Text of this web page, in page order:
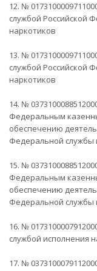
12. №
службой Российской
наркотиков
13. №
службой Российской
наркотиков
14. №
Федеральным
обеспечению
Федеральной службы
15. №
Федеральным
обеспечению
Федеральной службы
16. №
службой исполнения
17. №